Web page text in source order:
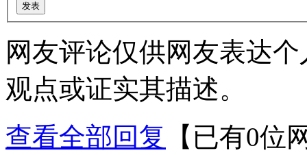
网友评论仅供网友表达
观点或证实其描述。
查看全部回复
【已有0位